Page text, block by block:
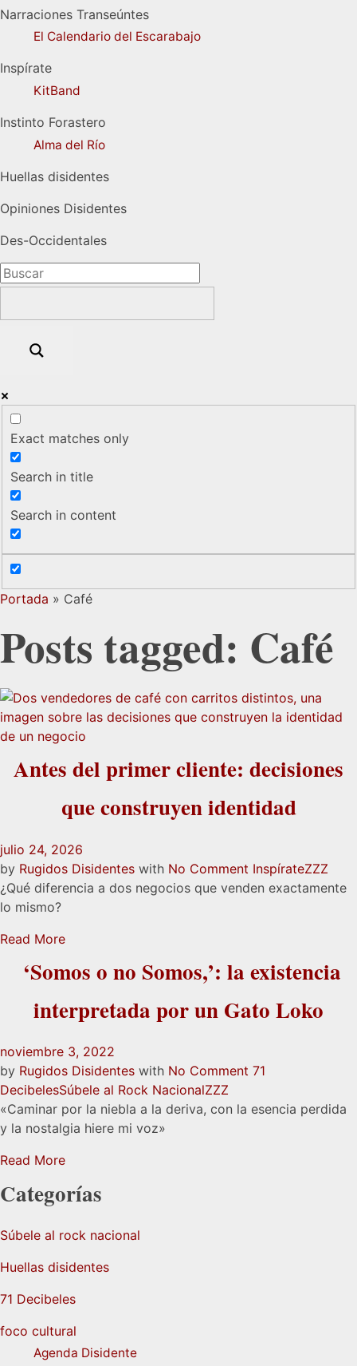
Narraciones Transeúntes
El Calendario del Escarabajo
Inspírate
KitBand
Instinto Forastero
Alma del Río
Huellas disidentes
Opiniones Disidentes
Des-Occidentales
Exact matches only
Search in title
Search in content
Portada » Café
Posts tagged: Café
Antes del primer cliente: decisiones
que construyen identidad
julio 24, 2026
by Rugidos Disidentes with No Comment InspírateZZZ
¿Qué diferencia a dos negocios que venden exactamente
lo mismo?
Read More
‘Somos o no Somos,’: la existencia
interpretada por un Gato Loko
noviembre 3, 2022
by Rugidos Disidentes with No Comment 71
DecibelesSúbele al Rock NacionalZZZ
«Caminar por la niebla a la deriva, con la esencia perdida
y la nostalgia hiere mi voz»
Read More
Categorías
Súbele al rock nacional
Huellas disidentes
71 Decibeles
foco cultural
Agenda Disidente